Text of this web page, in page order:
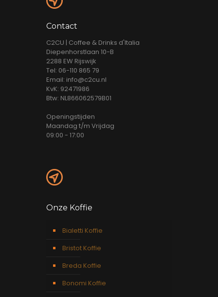
Contact
C2CU | Coffee & Drinks d'Italia
Diepenhorstlaan 10-B
2288 EW Rijswijk
Tel: 06-110 865 79
Email: info@c2cu.nl
KvK: 92471986
Btw: NL866062579B01
Openingstijden
Maandag t/m Vrijdag
09:00 - 17:00
Onze Koffie
Bialetti Koffie
Bristot Koffie
Breda Koffie
Bonomi Koffie